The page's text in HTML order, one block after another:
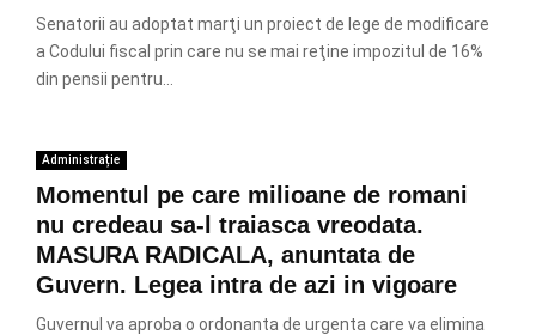
Senatorii au adoptat marţi un proiect de lege de modificare
a Codului fiscal prin care nu se mai reţine impozitul de 16%
din pensii pentru...
Administrație
Momentul pe care milioane de romani
nu credeau sa-l traiasca vreodata.
MASURA RADICALA, anuntata de
Guvern. Legea intra de azi in vigoare
Guvernul va aproba o ordonanta de urgenta care va elimina